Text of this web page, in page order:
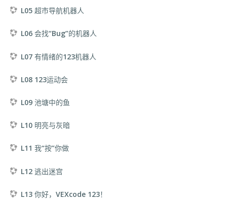
L05 超市导航机器人
L06 会找“Bug”的机器人
L07 有情绪的123机器人
L08 123运动会
L09 池塘中的鱼
L10 明亮与灰暗
L11 我“按”你做
L12 逃出迷宫
L13 你好，VEXcode 123！